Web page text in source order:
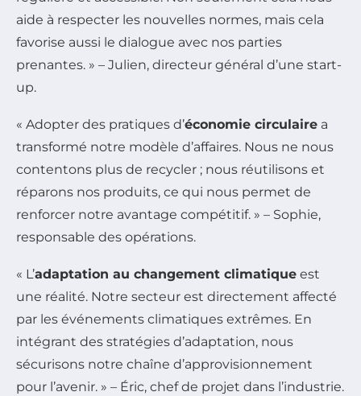
aide à respecter les nouvelles normes, mais cela
favorise aussi le dialogue avec nos parties
prenantes. » – Julien, directeur général d’une start-
up.
« Adopter des pratiques d’économie circulaire a
transformé notre modèle d’affaires. Nous ne nous
contentons plus de recycler ; nous réutilisons et
réparons nos produits, ce qui nous permet de
renforcer notre avantage compétitif. » – Sophie,
responsable des opérations.
« L’adaptation au changement climatique est
une réalité. Notre secteur est directement affecté
par les événements climatiques extrêmes. En
intégrant des stratégies d’adaptation, nous
sécurisons notre chaîne d’approvisionnement
pour l’avenir. » – Éric, chef de projet dans l’industrie.